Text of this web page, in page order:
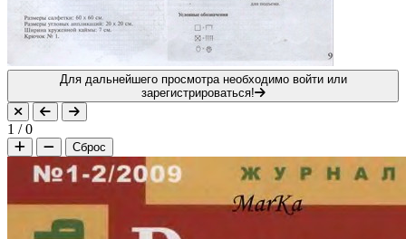
Для дальнейшего просмотра необходимо войти или
зарегистрироваться!
1 /0
Сброс